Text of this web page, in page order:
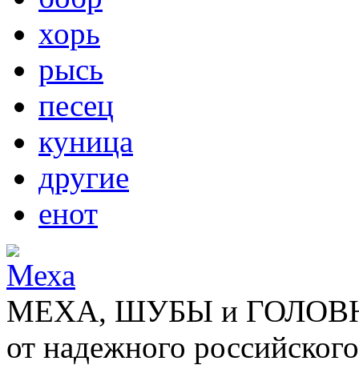
хорь
рысь
песец
куница
другие
енот
МЕХА, ШУБЫ и
от надежного